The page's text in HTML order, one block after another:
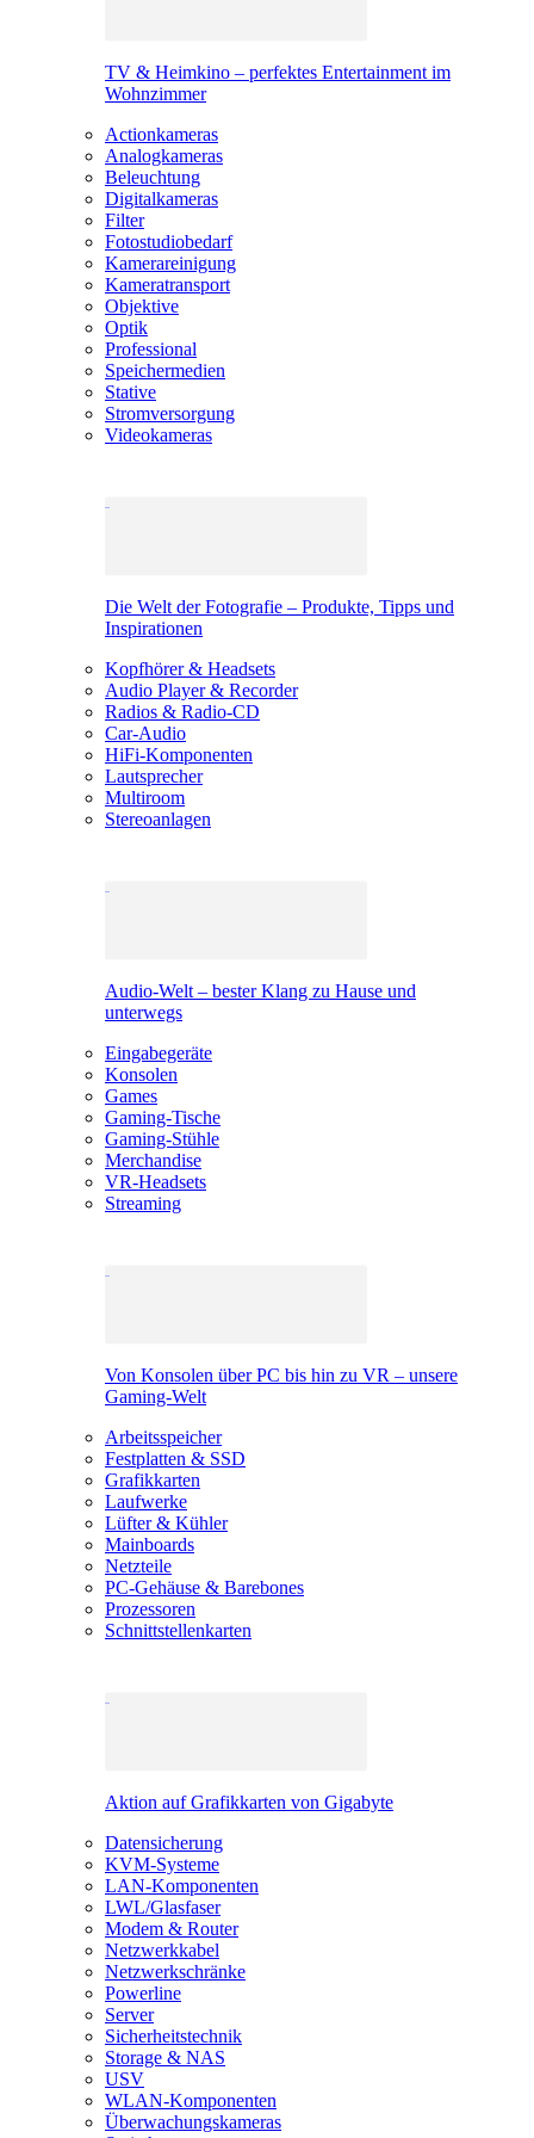
TV & Heimkino – perfektes Entertainment im
Wohnzimmer
Actionkameras
Analogkameras
Beleuchtung
Digitalkameras
Filter
Fotostudiobedarf
Kamerareinigung
Kameratransport
Objektive
Optik
Professional
Speichermedien
Stative
Stromversorgung
Videokameras
Die Welt der Fotografie – Produkte, Tipps und
Inspirationen
Kopfhörer & Headsets
Audio Player & Recorder
Radios & Radio-CD
Car-Audio
HiFi-Komponenten
Lautsprecher
Multiroom
Stereoanlagen
Audio-Welt – bester Klang zu Hause und
unterwegs
Eingabegeräte
Konsolen
Games
Gaming-Tische
Gaming-Stühle
Merchandise
VR-Headsets
Streaming
Von Konsolen über PC bis hin zu VR – unsere
Gaming-Welt
Arbeitsspeicher
Festplatten & SSD
Grafikkarten
Laufwerke
Lüfter & Kühler
Mainboards
Netzteile
PC-Gehäuse & Barebones
Prozessoren
Schnittstellenkarten
Aktion auf Grafikkarten von Gigabyte
Datensicherung
KVM-Systeme
LAN-Komponenten
LWL/Glasfaser
Modem & Router
Netzwerkkabel
Netzwerkschränke
Powerline
Server
Sicherheitstechnik
Storage & NAS
USV
WLAN-Komponenten
Überwachungskameras